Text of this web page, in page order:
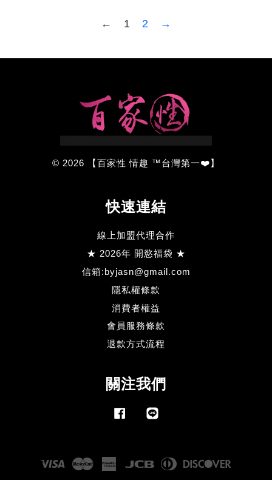
← 1 2 →
© 2026 【百家性 情趣 ™台灣第一❤️】
快速連結
線上加盟代理合作
★ 2026年 開慾福袋 ★
信箱:byjasn@gmail.com
隱私權條款
消費者權益
會員服務條款
退款方式流程
關注我們
Facebook
Visa Master AmericanJCB
Diners